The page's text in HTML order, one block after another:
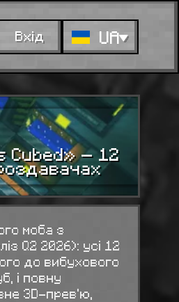
Вхід UA
Cubed» — 12
моба з
Q2 2026): усі 12
до вибухового
і повну
3D-прев'ю,